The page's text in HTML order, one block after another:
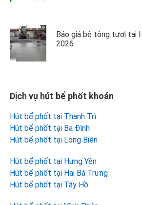
Báo giá bê tông tươi tại
2026
Dịch vụ hút bể phốt khoán
Hút bể phốt tại Thanh Trì
Hút bể phốt tại Ba Đình
Hút bể phốt tại Long Biên
Hút bể phốt tại Hưng Yên
Hút bể phốt tại Hai Bà Trưng
Hút bể phốt tại Tây Hồ